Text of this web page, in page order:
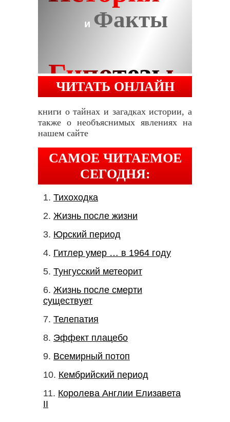
ЧИТАТЬ ОНЛАЙН
книги о тайнах и загадках истории, а
также о необъяснимых явлениях на
нашем сайте
САМОЕ ЧИТАЕМОЕ
СЕГОДНЯ:
Тихоходка
Жизнь после жизни
Юрский период
Гитлер умер … в 1964 году
Тунгусский метеорит
Жизнь после смерти
существует
Телепатия
Эффект плацебо
Всемирный потоп
Кембрийский период
Королева Англии Елизавета
II